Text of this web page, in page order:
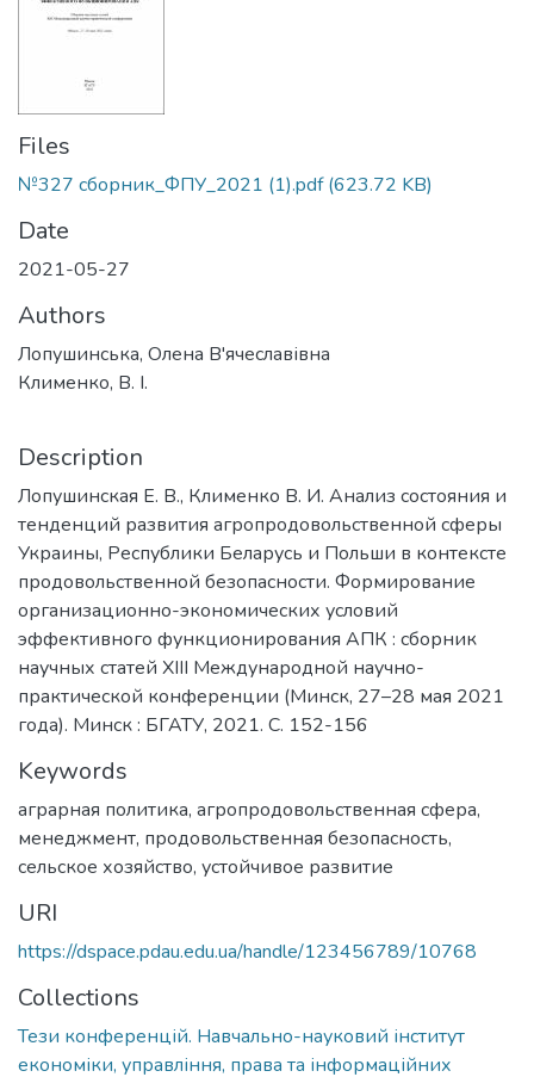
Files
№327 сборник_ФПУ_2021 (1).pdf(623.72 KB)
Date
2021-05-27
Authors
Лопушинська, Олена В'ячеславівна
Клименко, В. І.
Description
Лопушинская Е. В., Клименко В. И. Анализ состояния и
тенденций развития агропродовольственной сферы
Украины, Республики Беларусь и Польши в контексте
продовольственной безопасности. Формирование
организационно-экономических условий
эффективного функционирования АПК : сборник
научных статей XIII Международной научно-
практической конференции (Минск, 27–28 мая 2021
года). Минск : БГАТУ, 2021. С. 152-156
Keywords
аграрная политика, агропродовольственная сфера,
менеджмент, продовольственная безопасность,
сельское хозяйство, устойчивое развитие
URI
https://dspace.pdau.edu.ua/handle/123456789/10768
Collections
Тези конференцій. Навчально-науковий інститут
економіки, управління, права та інформаційних